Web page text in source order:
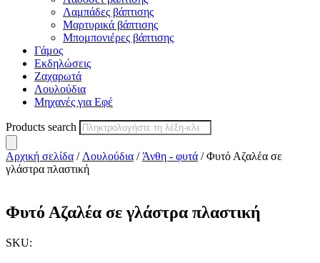
Λαμπάδες βάπτισης
Μαρτυρικά βάπτισης
Μπομπονιέρες βάπτισης
Γάμος
Εκδηλώσεις
Ζαχαρωτά
Λουλούδια
Μηχανές για Εφέ
Products search
Αρχική σελίδα / Λουλούδια / Άνθη - φυτά / Φυτό Αζαλέα σε
γλάστρα πλαστική
Φυτό Αζαλέα σε γλάστρα πλαστική
SKU: